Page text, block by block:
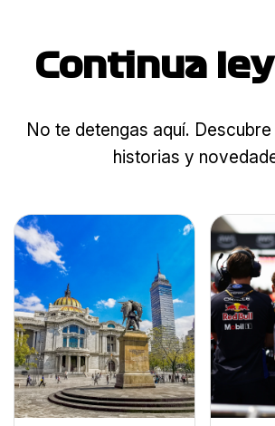
Continua
No te detengas aquí.
historias y